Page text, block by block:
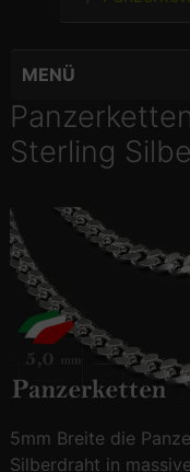
MENÜ
Sterling
5mm Breite die
Silberdraht in